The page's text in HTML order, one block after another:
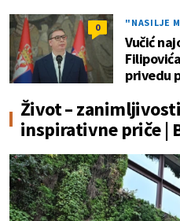
0 "NASILJE
Vučić
privedu
Život –
inspirativne priče |